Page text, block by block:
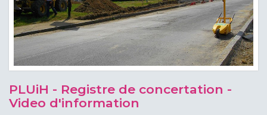
PLUiH - Registre de concertation -
Video d'information